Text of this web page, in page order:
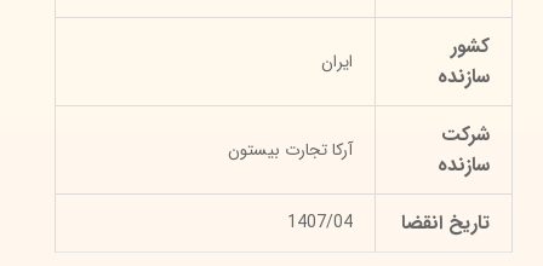
کشور
سازنده
ایران
شرکت
سازنده
آرکا تجارت بیستون
تاریخ انقضا 1407/04